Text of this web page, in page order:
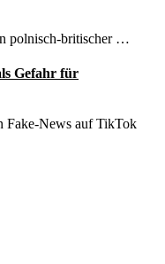
polnisch-britischer …
Gefahr für
Fake-News auf TikTok